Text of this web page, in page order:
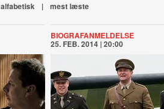
alfabetisk | mest læste
BIOGRAFANMELDELSE
25. FEB. 2014 | 20:00